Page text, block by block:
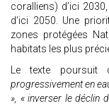
coralliens) d’ici
d’ici 2050. Une
zones protégées
habitats les plus
Le texte poursuit
progressivement en
», « inverser le déclin